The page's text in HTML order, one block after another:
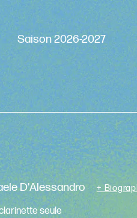
Saison 2026-2027
D'Alessandro +
seule